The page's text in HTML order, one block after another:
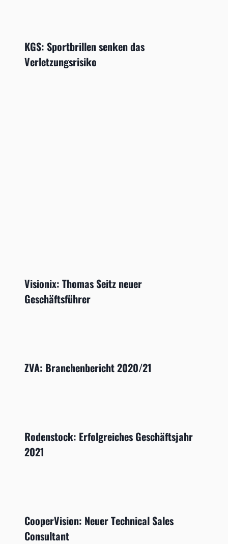
KGS: Sportbrillen senken das
Verletzungsrisiko
Visionix: Thomas Seitz neuer
Geschäftsführer
ZVA: Branchenbericht 2020/21
Rodenstock: Erfolgreiches Geschäftsjahr
2021
CooperVision: Neuer Technical Sales
Consultant